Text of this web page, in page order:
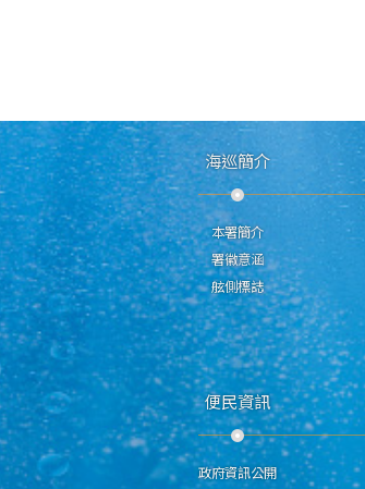
海巡簡介
本署簡介
署徽意涵
舷側標誌
便民資訊
政府資訊公開